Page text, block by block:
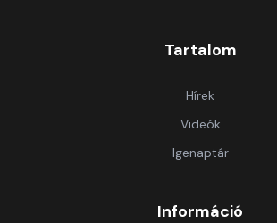
Tartalom
Hírek
Videók
Igenaptár
Információ